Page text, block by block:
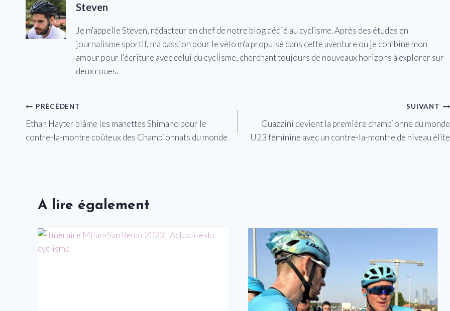
Steven
Je m'appelle Steven, rédacteur en chef de notre blog dédié au cyclisme. Après des études en
journalisme sportif, ma passion pour le vélo m'a propulsé dans cette aventure où je combine mon
amour pour l'écriture avec celui du cyclisme, cherchant toujours de nouveaux horizons à explorer sur
deux roues.
Navigation
de
PRÉCÉDENT
Ethan Hayter blâme les manettes Shimano pour le
contre-la-montre coûteux des Championnats du monde
SUIVANT
Guazzini devient la première championne du monde
U23 féminine avec un contre-la-montre de niveau élite
A lire également